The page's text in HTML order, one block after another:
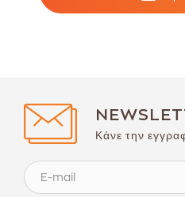
Κάνε την